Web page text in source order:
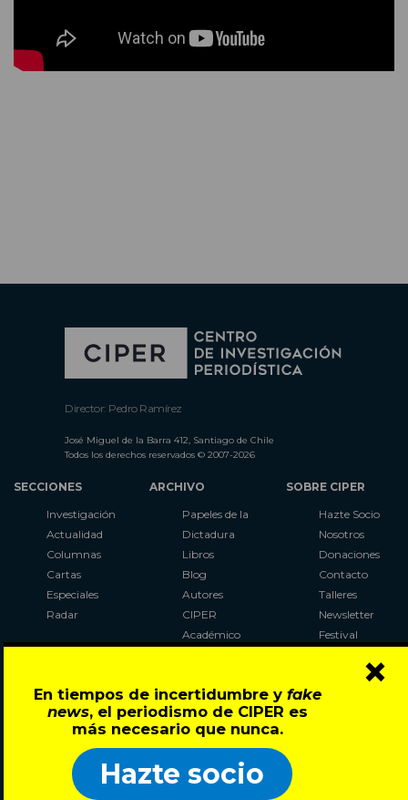
En tiempos de incertidumbre y fake
news, el periodismo de CIPER es
más necesario que nunca.
Hazte socio
×
Director: Pedro Ramírez
José Miguel de la Barra 412, Santiago de Chile
Todos los derechos reservados © 2007-2026
SECCIONES
Investigación
Actualidad
Columnas
Cartas
Especiales
Radar
ARCHIVO
Papeles de la
Dictadura
Libros
Blog
Autores
CIPER
Académico
Al Plebiscito
con CIPER
SOBRE CIPER
Hazte Socio
Nosotros
Donaciones
Contacto
Talleres
Newsletter
Festival